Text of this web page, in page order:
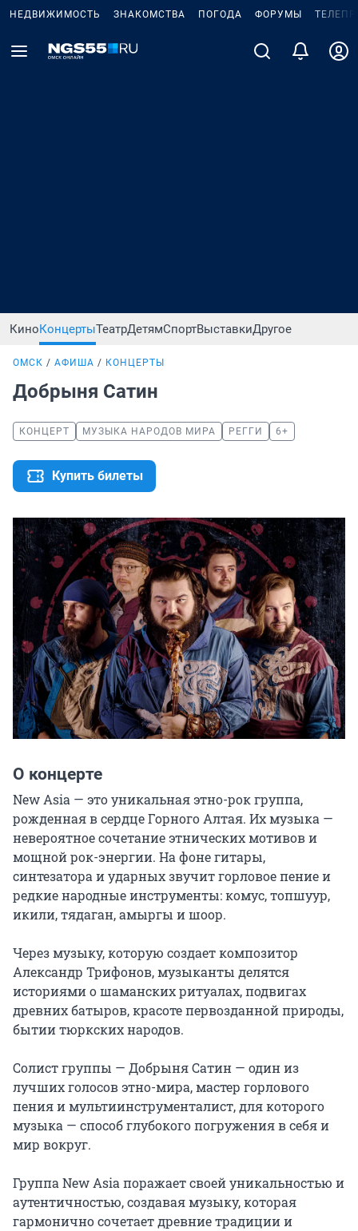
НЕДВИЖИМОСТЬ ЗНАКОМСТВА ПОГОДА ФОРУМЫ
КиноКонцертыТеатрДетямСпортВыставкиДругое
ОМСК АФИША КОНЦЕРТЫ
Добрыня Сатин
КОНЦЕРТ МУЗЫКА НАРОДОВ МИРА РЕГГИ 6+
Купить билеты
О концерте
New Asia — это уникальная этно-рок группа,
рожденная в сердце Горного Алтая. Их музыка —
невероятное сочетание этнических мотивов и
мощной рок-энергии. На фоне гитары,
синтезатора и ударных звучит горловое пение и
редкие народные инструменты: комус, топшуур,
икили, тядаган, амыргы и шоор.
Через музыку, которую создает композитор
Александр Трифонов, музыканты делятся
историями о шаманских ритуалах, подвигах
древних батыров, красоте первозданной природы,
бытии тюркских народов.
Солист группы — Добрыня Сатин — один из
лучших голосов этно-мира, мастер горлового
пения и мультиинструменталист, для которого
музыка — способ глубокого погружения в себя и
мир вокруг.
Группа New Asia поражает своей уникальностью и
аутентичностью, создавая музыку, которая
гармонично сочетает древние традиции и